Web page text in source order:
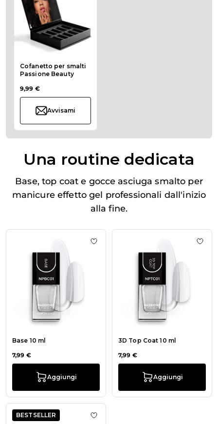
Cofanetto per smalti
Passione Beauty
9,99 €
Avvisami
Una routine dedicata
Base, top coat e gocce asciuga smalto per
manicure effetto gel professionali dall'inizio
alla fine.
La navigazione tra gli elementi del carosello è possibile
Premi per saltare il carosello
Base 10 ml
7,99 €
Aggiungi
Aggiungi alla wishlist Base 10 ml
3D Top Coat 10 ml
7,99 €
Aggiungi
BESTSELLER Aggiungi alla wishlist Gocce